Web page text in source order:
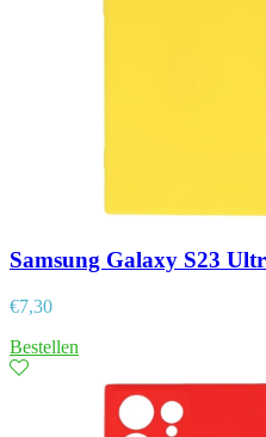
Samsung Galaxy S23
€7,30
Bestellen